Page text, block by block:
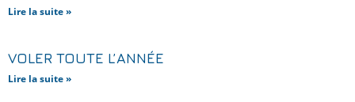
Lire la suite »
VOLER TOUTE L’ANNÉE
Lire la suite »